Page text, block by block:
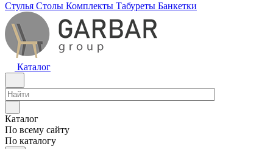
Стулья Столы Комплекты Табуреты Банкетки
Каталог
Каталог
По всему сайту
По каталогу